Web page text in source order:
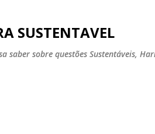
SUSTENTAVEL
saber sobre questões Sustentáveis,